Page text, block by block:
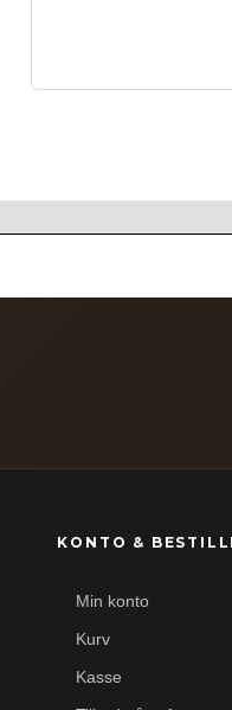
KONTO &
Min konto
Kurv
Kasse